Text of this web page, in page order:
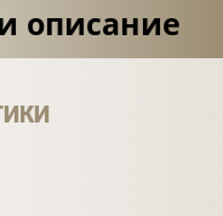
описание